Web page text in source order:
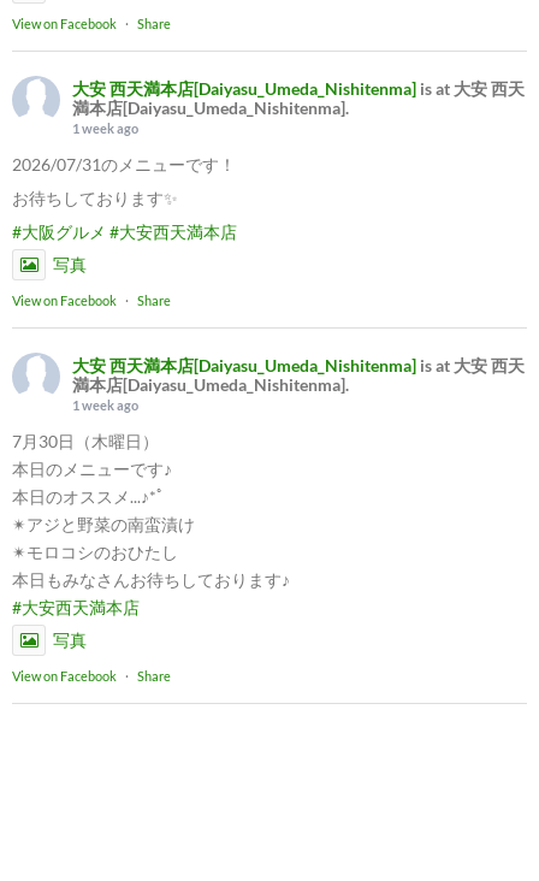
View on Facebook · Share
大安 西天満本店[Daiyasu_Umeda_Nishitenma] is at 大安 西天
満本店[Daiyasu_Umeda_Nishitenma].
1 week ago
2026/07/31のメニューです！
お待ちしております✨
#大阪グルメ #大安西天満本店
写真
View on Facebook · Share
大安 西天満本店[Daiyasu_Umeda_Nishitenma] is at 大安 西天
満本店[Daiyasu_Umeda_Nishitenma].
1 week ago
7月30日（木曜日）
本日のメニューです♪
本日のオススメ...♪*ﾟ
✴︎アジと野菜の南蛮漬け
✴︎モロコシのおひたし
本日もみなさんお待ちしております♪
#大安西天満本店
写真
View on Facebook · Share